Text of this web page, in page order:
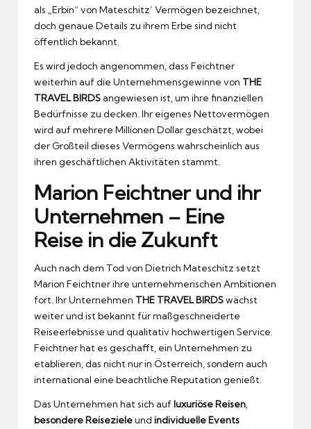
als „Erbin“ von Mateschitz’ Vermögen bezeichnet,
doch genaue Details zu ihrem Erbe sind nicht
öffentlich bekannt.
Es wird jedoch angenommen, dass Feichtner
weiterhin auf die Unternehmensgewinne von THE
TRAVEL BIRDSangewiesen ist, um ihre finanziellen
Bedürfnisse zu decken. Ihr eigenes Nettovermögen
wird auf mehrere Millionen Dollar geschätzt, wobei
der Großteil dieses Vermögens wahrscheinlich aus
ihren geschäftlichen Aktivitäten stammt.
Marion Feichtner und ihr
Unternehmen – Eine
Reise in die Zukunft
Auch nach dem Tod von Dietrich Mateschitz setzt
Marion Feichtner ihre unternehmerischen Ambitionen
fort. Ihr Unternehmen THE TRAVEL BIRDSwächst
weiter und ist bekannt für maßgeschneiderte
Reiseerlebnisse und qualitativ hochwertigen Service.
Feichtner hat es geschafft, ein Unternehmen zu
etablieren, das nicht nur in Österreich, sondern auch
international eine beachtliche Reputation genießt.
Das Unternehmen hat sich aufluxuriöse Reisen
besondere Reisezieleund individuelle Events